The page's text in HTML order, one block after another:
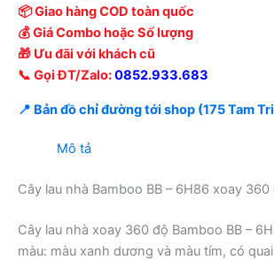
📦 Giao hàng COD toàn quốc
💰 Giá Combo hoặc Số lượng
🎁 Ưu đãi với khách cũ
📞 Gọi ĐT/Zalo:0852.933.683
📍 Bản đồ chỉ đường tới shop (175 Tam
Mô tả
Cây lau nhà Bamboo BB – 6H86 xoay
Cây lau nhà xoay 360 độ Bamboo BB –
màu: màu xanh dương và màu tím, có